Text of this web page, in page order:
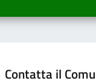
Contatta il